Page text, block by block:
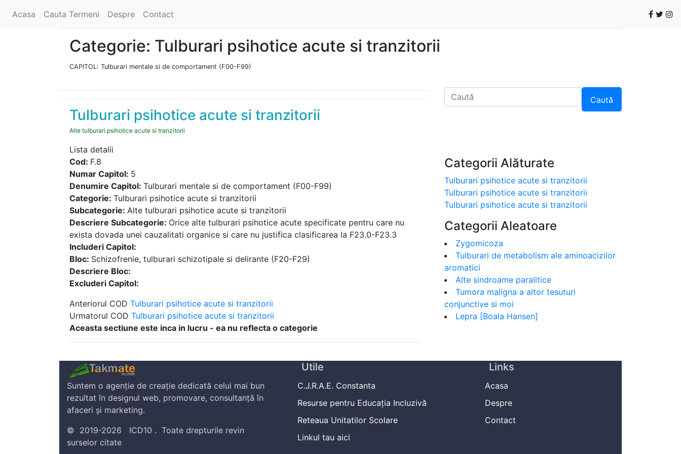
Acasa Cauta Termeni Despre Contact
Categorie: Tulburari psihotice acute si tranzitorii
CAPITOL: Tulburari mentale si de comportament (F00-F99)
Tulburari psihotice acute si tranzitorii
Alte tulburari psihotice acute si tranzitorii
Lista detalii
Cod: F.8
Numar Capitol: 5
Denumire Capitol: Tulburari mentale si de comportament (F00-F99)
Categorie: Tulburari psihotice acute si tranzitorii
Subcategorie: Alte tulburari psihotice acute si tranzitorii
Descriere Subcategorie: Orice alte tulburari psihotice acute specificate pentru care nu
exista dovada unei cauzalitati organice si care nu justifica clasificarea la F23.0-F23.3
Includeri Capitol:
Bloc: Schizofrenie, tulburari schizotipale si delirante (F20-F29)
Descriere Bloc:
Excluderi Capitol:
Anteriorul COD Tulburari psihotice acute si tranzitorii
Urmatorul COD Tulburari psihotice acute si tranzitorii
Aceasta sectiune este inca in lucru - ea nu reflecta o categorie
Caută
Categorii Alăturate
Tulburari psihotice acute si tranzitorii
Tulburari psihotice acute si tranzitorii
Tulburari psihotice acute si tranzitorii
Categorii Aleatoare
Zygomicoza
Tulburari de metabolism ale aminoacizilor
aromatici
Alte sindroame paralitice
Tumora maligna a altor tesuturi
conjunctive si moi
Lepra [Boala Hansen]
Suntem o agenție de creație dedicată celui mai bun
rezultat în designul web, promovare, consultanță în
afaceri și marketing.
© 2019-2026 ICD10 . Toate drepturile revin
surselor citate
Utile
C.J.R.A.E. Constanta
Resurse pentru Educația Incluzivă
Reteaua Unitatilor Scolare
Linkul tau aici
Links
Acasa
Despre
Contact